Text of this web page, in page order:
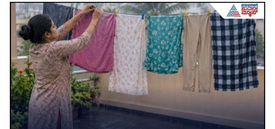
'ಅಪ್ಪ'ನ ಉತ್ತರಾಧಿಕಾರಿ ಸ್ಥಾನಕ್ಕೆ
ಬಂದ 'ಮಗ' ಯತೀಂದ್ರ:
ಮೈಸೂರು ಜಿಲ್ಲೆಯಿಂದ ಸಂಪುಟ
ಸೇರಿದ ಏಕೈಕ ವ್ಯಕ್ತಿ!
ಗಾಂಧಿ ಕುಟುಂಬದ 3
ತಲೆಮಾರಿನೊಂದಿಗೆ ಬಿ.ಕೆ.
ಹರಿಪ್ರಸಾದ್; ವಿದ್ಯಾರ್ಥಿ
ನಾಯಕನಿಂದ ಕೆಪಿಸಿಸಿ ಅಧ್ಯಕ್ಷ